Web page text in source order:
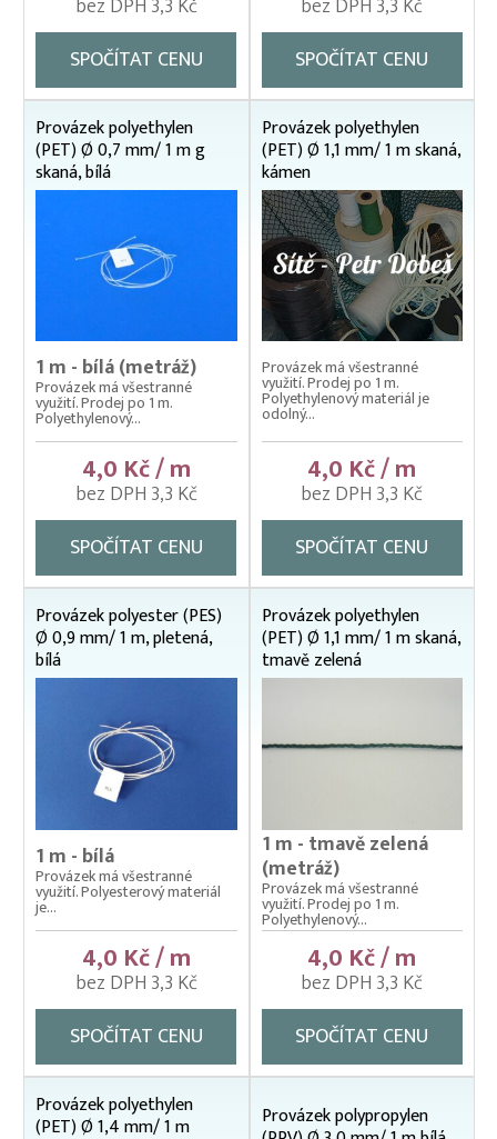
bez DPH 3,3 Kč
SPOČÍTAT CENU
bez DPH 3,3 Kč
SPOČÍTAT CENU
Provázek polyethylen
(PET) Ø 0,7 mm/ 1 m g
skaná, bílá
1 m - bílá (metráž)
Provázek má všestranné
využití. Prodej po 1 m.
Polyethylenový...
4,0 Kč / m
bez DPH 3,3 Kč
SPOČÍTAT CENU
Provázek polyethylen
(PET) Ø 1,1 mm/ 1 m skaná,
kámen
Provázek má všestranné
využití. Prodej po 1 m.
Polyethylenový materiál je
odolný...
4,0 Kč / m
bez DPH 3,3 Kč
SPOČÍTAT CENU
Provázek polyester (PES)
Ø 0,9 mm/ 1 m, pletená,
bílá
1 m - bílá
Provázek má všestranné
využití. Polyesterový materiál
je...
4,0 Kč / m
bez DPH 3,3 Kč
SPOČÍTAT CENU
Provázek polyethylen
(PET) Ø 1,1 mm/ 1 m skaná,
tmavě zelená
1 m - tmavě zelená
(metráž)
Provázek má všestranné
využití. Prodej po 1 m.
Polyethylenový...
4,0 Kč / m
bez DPH 3,3 Kč
SPOČÍTAT CENU
Provázek polyethylen
(PET) Ø 1,4 mm/ 1 m Provázek polypropylen